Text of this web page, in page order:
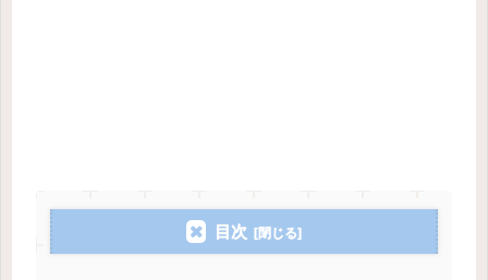
目次